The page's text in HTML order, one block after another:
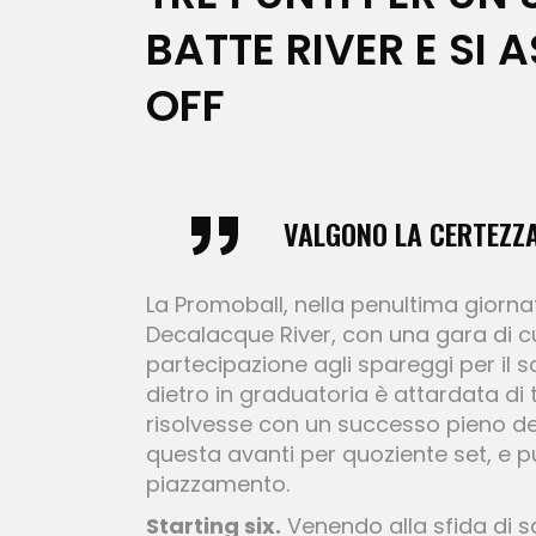
BATTE RIVER E SI
OFF
VALGONO LA
La Promoball, nella penultima
Decalacque River, con una gara di
partecipazione agli spareggi per il
dietro in graduatoria è attardata di
risolvesse con un successo pieno
questa avanti per quoziente set, e
piazzamento.
Starting six. Venendo alla sfida di